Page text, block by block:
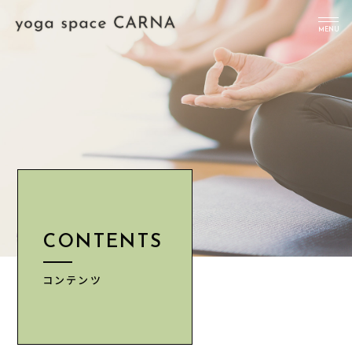
MENU
TOP
NEWS
ABOUT
クラス
INFORMATION
CONTENTS
コンテンツ